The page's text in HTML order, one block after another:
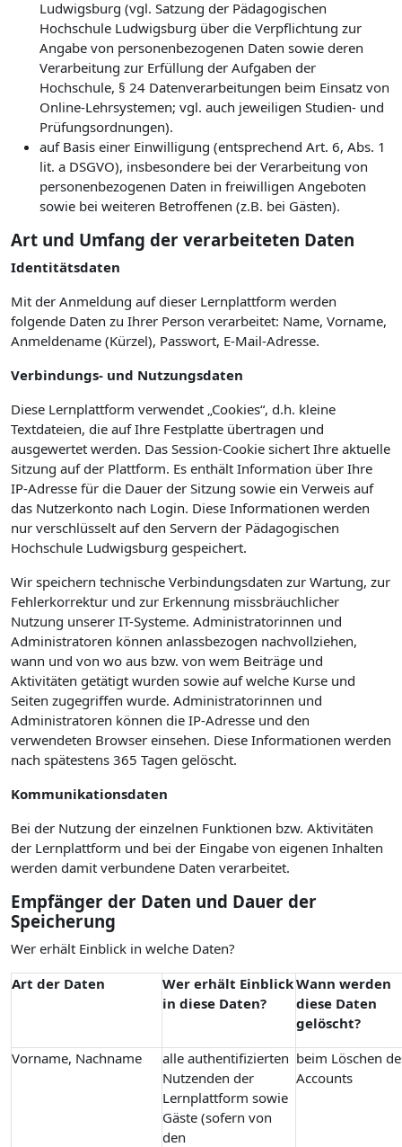
Ludwigsburg (vgl. Satzung der Pädagogischen
Hochschule Ludwigsburg über die Verpflichtung zur
Angabe von personenbezogenen Daten sowie deren
Verarbeitung zur Erfüllung der Aufgaben der
Hochschule, § 24 Datenverarbeitungen beim Einsatz von
Online-Lehrsystemen; vgl. auch jeweiligen Studien- und
Prüfungsordnungen).
auf Basis einer Einwilligung (entsprechend Art. 6, Abs. 1
lit. a DSGVO), insbesondere bei der Verarbeitung von
personenbezogenen Daten in freiwilligen Angeboten
sowie bei weiteren Betroffenen (z.B. bei Gästen).
Art und Umfang der verarbeiteten Daten
Identitätsdaten
Mit der Anmeldung auf dieser Lernplattform werden
folgende Daten zu Ihrer Person verarbeitet: Name, Vorname,
Anmeldename (Kürzel), Passwort, E-Mail-Adresse.
Verbindungs- und Nutzungsdaten
Diese Lernplattform verwendet „Cookies“, d.h. kleine
Textdateien, die auf Ihre Festplatte übertragen und
ausgewertet werden. Das Session-Cookie sichert Ihre aktuelle
Sitzung auf der Plattform. Es enthält Information über Ihre
IP-Adresse für die Dauer der Sitzung sowie ein Verweis auf
das Nutzerkonto nach Login. Diese Informationen werden
nur verschlüsselt auf den Servern der Pädagogischen
Hochschule Ludwigsburg gespeichert.
Wir speichern technische Verbindungsdaten zur Wartung, zur
Fehlerkorrektur und zur Erkennung missbräuchlicher
Nutzung unserer IT-Systeme. Administratorinnen und
Administratoren können anlassbezogen nachvollziehen,
wann und von wo aus bzw. von wem Beiträge und
Aktivitäten getätigt wurden sowie auf welche Kurse und
Seiten zugegriffen wurde. Administratorinnen und
Administratoren können die IP-Adresse und den
verwendeten Browser einsehen. Diese Informationen werden
nach spätestens 365 Tagen gelöscht.
Kommunikationsdaten
Bei der Nutzung der einzelnen Funktionen bzw. Aktivitäten
der Lernplattform und bei der Eingabe von eigenen Inhalten
werden damit verbundene Daten verarbeitet.
Empfänger der Daten und Dauer der
Speicherung
Wer erhält Einblick in welche Daten?
Art der Daten
Wer erhält Einblick
in diese Daten?
Wann werden
diese Daten
gelöscht?
Vorname, Nachname
alle authentifizierten
Nutzenden der
Lernplattform sowie
Gäste (sofern von
den
beim Löschen
Accounts